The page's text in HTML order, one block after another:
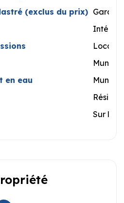
(exclus du prix) Garage
Intégré
en eau
Sur la